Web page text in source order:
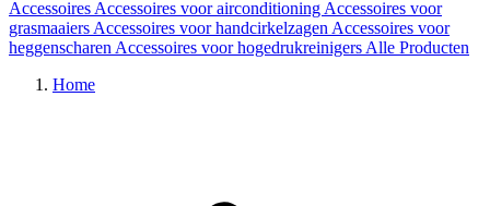
Accessoires Accessoires voor airconditioning Accessoires voor
grasmaaiers Accessoires voor handcirkelzagen Accessoires voor
heggenscharen Accessoires voor hogedrukreinigers Alle Producten
Home